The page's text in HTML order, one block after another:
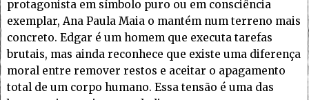
protagonista em símbolo puro ou em consciência
exemplar, Ana Paula Maia o mantém num terreno mais
concreto. Edgar é um homem que executa tarefas
brutais, mas ainda reconhece que existe uma diferença
moral entre remover restos e aceitar o apagamento
total de um corpo humano. Essa tensão é uma das